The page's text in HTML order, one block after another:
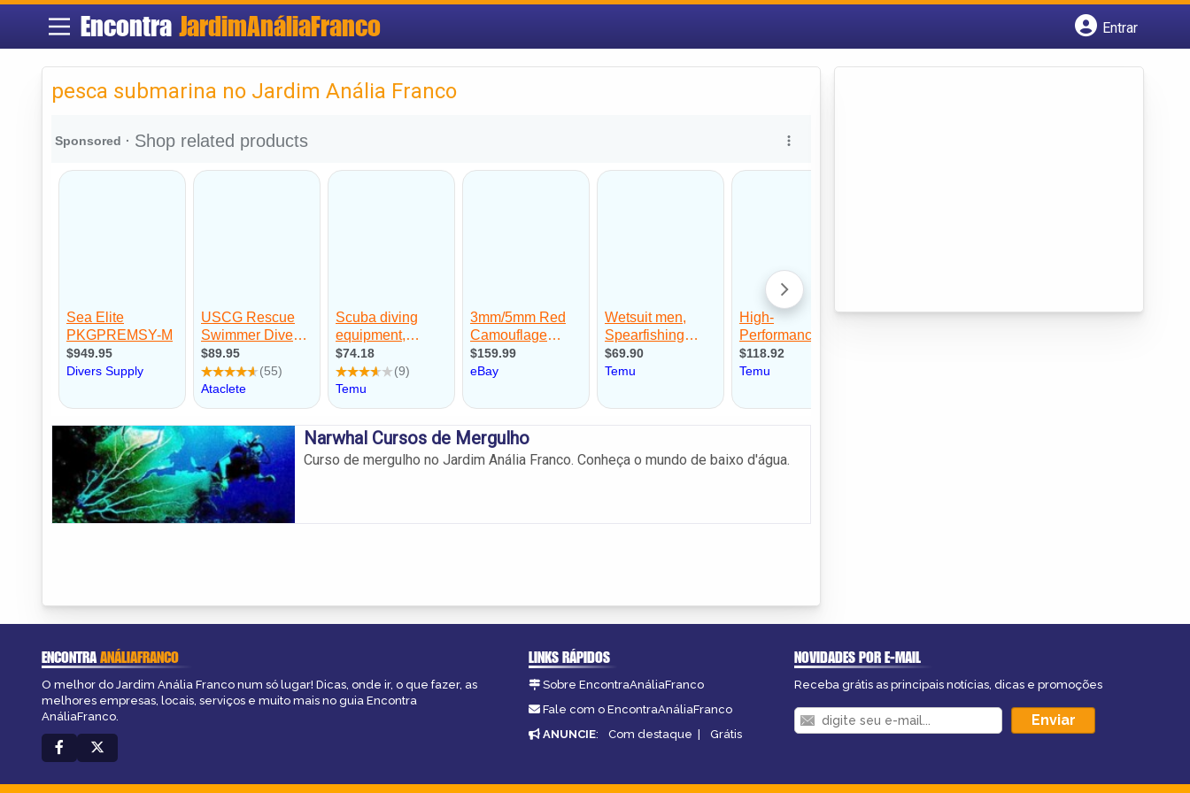
Encontra JardimAnáliaFranco
Entrar
pesca submarina no Jardim Anália Franco
Narwhal Cursos de Mergulho
Curso de mergulho no Jardim Anália Franco. Conheça o mundo de baixo d'água.
ENCONTRAANÁLIAFRANCO
O melhor do Jardim Anália Franco num só lugar! Dicas, onde ir, o que fazer, as
melhores empresas, locais, serviços e muito mais no guia Encontra
AnáliaFranco.
LINKS RÁPIDOS
Sobre EncontraAnáliaFranco
Fale com o EncontraAnáliaFranco
ANUNCIE: Com destaque | Grátis
NOVIDADES POR E-MAIL
Receba grátis as principais notícias, dicas e promoções